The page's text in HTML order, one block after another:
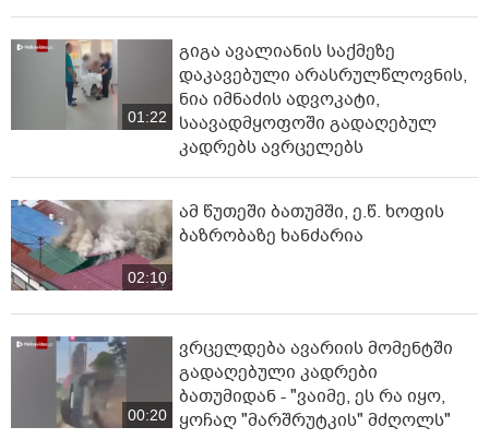
01:22
გიგა ავალიანის საქმეზე
დაკავებული არასრულწლოვნის,
ნია იმნაძის ადვოკატი,
საავადმყოფოში გადაღებულ
კადრებს ავრცელებს
02:10
ამ წუთეში ბათუმში, ე.წ. ხოფის
ბაზრობაზე ხანძარია
00:20
ვრცელდება ავარიის მომენტში
გადაღებული კადრები
ბათუმიდან - "ვაიმე, ეს რა იყო,
ყოჩაღ "მარშრუტკის" მძღოლს"